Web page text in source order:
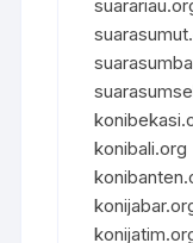
konibali.org